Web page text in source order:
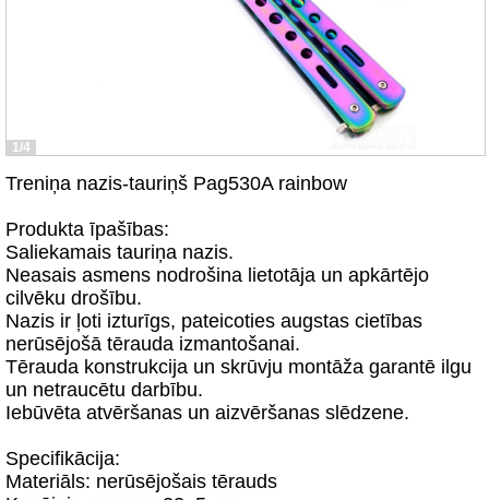
1/4
Treniņa nazis-tauriņš Pag530A rainbow
Produkta īpašības:
Saliekamais tauriņa nazis.
Neasais asmens nodrošina lietotāja un apkārtējo
cilvēku drošību.
Nazis ir ļoti izturīgs, pateicoties augstas cietības
nerūsējošā tērauda izmantošanai.
Tērauda konstrukcija un skrūvju montāža garantē ilgu
un netraucētu darbību.
Iebūvēta atvēršanas un aizvēršanas slēdzene.
Specifikācija:
Materiāls: nerūsējošais tērauds